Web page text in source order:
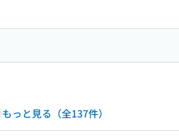
もっと見る（全137件）